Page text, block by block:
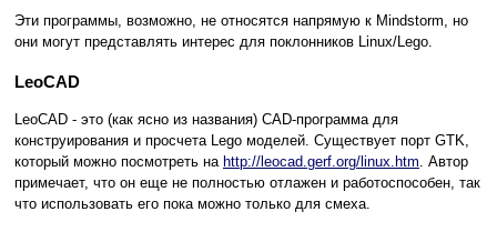
Эти программы, возможно, не относятся напрямую к Mindstorm, но
они могут представлять интерес для поклонников Linux/Lego.
LeoCAD
LeoCAD - это (как ясно из названия) CAD-программа для
конструирования и просчета Lego моделей. Существует порт GTK,
который можно посмотреть на http://leocad.gerf.org/linux.htm . Автор
примечает, что он еще не полностью отлажен и работоспособен, так
что использовать его пока можно только для смеха.